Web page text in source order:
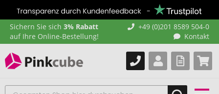
Sichern Sie sich 3% Rabatt
auf Ihre Online-Bestellung!
+49 (0)201 8589 504-0
Kontakt